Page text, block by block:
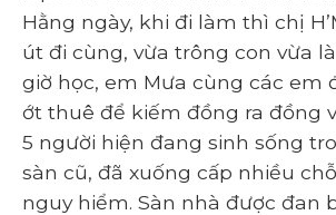
Hằng ngày, khi đi làm thì chị
út đi cùng, vừa trông con vừa
giờ học, em Mưa cùng các em
ớt thuê để kiếm đồng ra đồng
5 người hiện đang sinh sống
sàn cũ, đã xuống cấp nhiều
nguy hiểm. Sàn nhà được đan